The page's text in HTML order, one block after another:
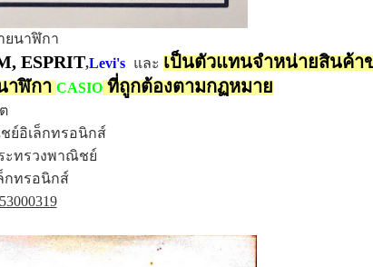
ยนาฬิกา
ESPRIT,Levi's และ เป็นตัวแทนจำหน่ายสินค้า
าฬิกาCASIOที่ถูกต้องตามกฏหมาย
ย์อิเล็กทรอนิกส์
ะทรวงพาณิชย์
กทรอนิกส์